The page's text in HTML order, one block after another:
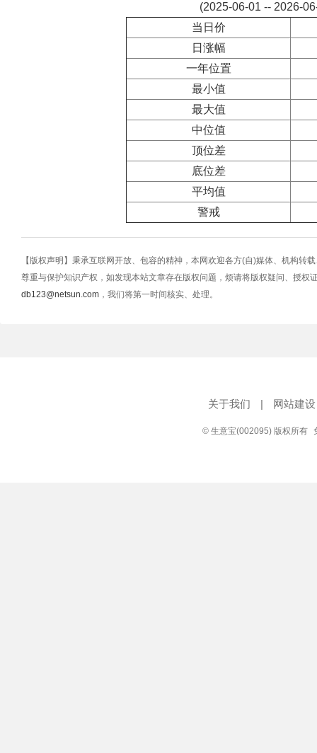
(2025-06-01 -- 2026-
当日价
日涨幅
一年位置
最小值
最大值
中位值
顶位差
底位差
平均值
警戒
【版权声明】秉承互联网开放、包容的精神，本网欢迎各方(自)媒体、机构转
尊重与保护知识产权，如发现本站文章存在版权问题，烦请将版权疑问、授权
db123@netsun.com ，我们将第一时间核实、处理。
关于我们 | 网站建设
© 生意宝(002095) 版权所有